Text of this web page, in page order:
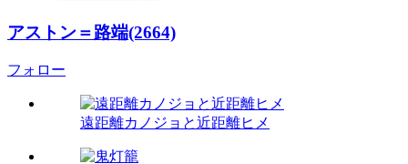
アストン＝路端(2664)
フォロー
遠距離カノジョと近距離ヒメ